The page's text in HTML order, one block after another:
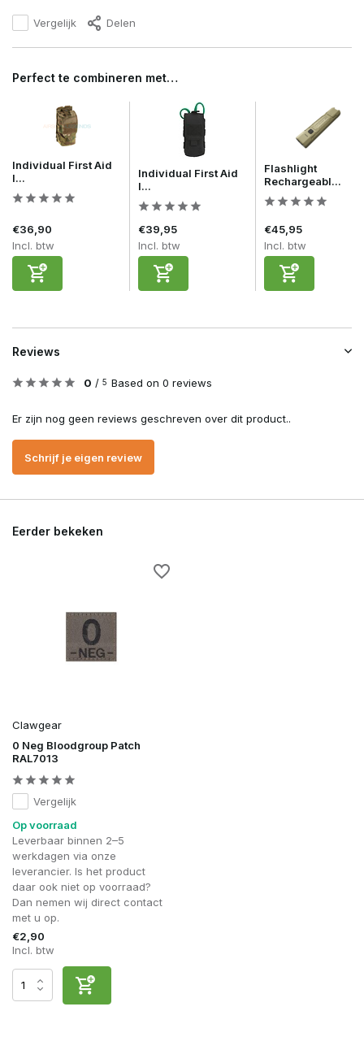
Vergelijk Delen
Perfect te combineren met…
Individual First Aid
I...
€36,90
Incl. btw
Individual First Aid
I...
€39,95
Incl. btw
Flashlight
Rechargeabl...
€45,95
Incl. btw
Reviews
0 / 5 Based on 0 reviews
Er zijn nog geen reviews geschreven over dit product..
Schrijf je eigen review
Eerder bekeken
Clawgear
0 Neg Bloodgroup Patch
RAL7013
Vergelijk
Op voorraad
Leverbaar binnen 2–5
werkdagen via onze
leverancier. Is het product
daar ook niet op voorraad?
Dan nemen wij direct contact
met u op.
€2,90
Incl. btw